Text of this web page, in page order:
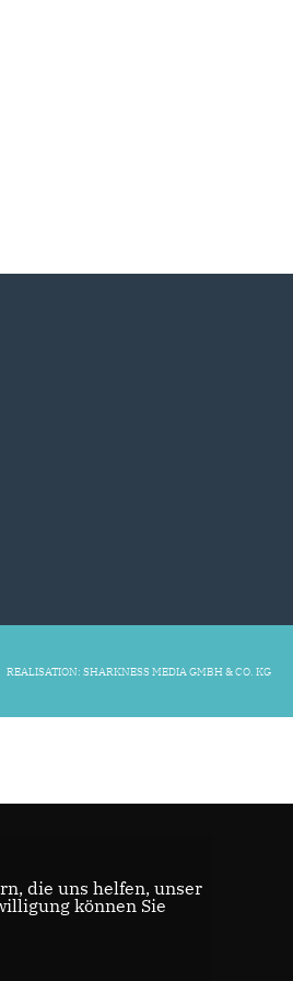
REALISATION: SHARKNESS MEDIA GMBH & CO. KG
die uns helfen, unser
können Sie